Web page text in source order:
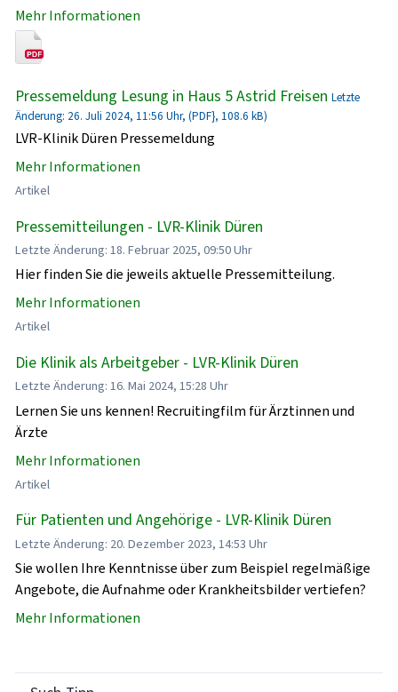
Mehr Informationen
Pressemeldung Lesung in Haus 5 Astrid Freisen Letzte
Änderung: 26. Juli 2024, 11:56 Uhr, (PDF}, 108.6 kB)
LVR-Klinik Düren Pressemeldung
Mehr Informationen
Artikel
Pressemitteilungen - LVR-Klinik Düren
Letzte Änderung: 18. Februar 2025, 09:50 Uhr
Hier finden Sie die jeweils aktuelle Pressemitteilung.
Mehr Informationen
Artikel
Die Klinik als Arbeitgeber - LVR-Klinik Düren
Letzte Änderung: 16. Mai 2024, 15:28 Uhr
Lernen Sie uns kennen! Recruitingfilm für Ärztinnen und
Ärzte
Mehr Informationen
Artikel
Für Patienten und Angehörige - LVR-Klinik Düren
Letzte Änderung: 20. Dezember 2023, 14:53 Uhr
Sie wollen Ihre Kenntnisse über zum Beispiel regelmäßige
Angebote, die Aufnahme oder Krankheitsbilder vertiefen?
Mehr Informationen